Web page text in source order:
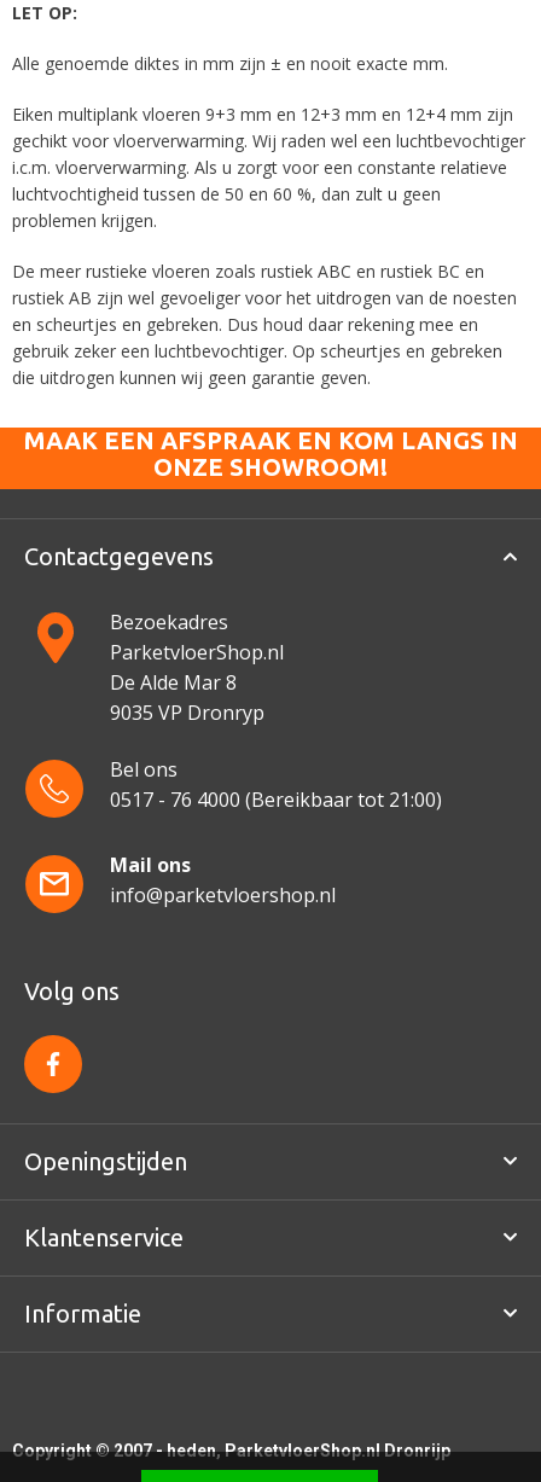
LET OP:
Alle genoemde diktes in mm zijn ± en nooit exacte mm.
Eiken multiplank vloeren 9+3 mm en 12+3 mm en 12+4 mm zijn
gechikt voor vloerverwarming. Wij raden wel een luchtbevochtiger
i.c.m. vloerverwarming. Als u zorgt voor een constante relatieve
luchtvochtigheid tussen de 50 en 60 %, dan zult u geen
problemen krijgen.
De meer rustieke vloeren zoals rustiek ABC en rustiek BC en
rustiek AB zijn wel gevoeliger voor het uitdrogen van de noesten
en scheurtjes en gebreken. Dus houd daar rekening mee en
gebruik zeker een luchtbevochtiger. Op scheurtjes en gebreken
die uitdrogen kunnen wij geen garantie geven.
MAAK EEN AFSPRAAK EN KOM LANGS IN
ONZE SHOWROOM!
Contactgegevens
Bezoekadres
ParketvloerShop.nl
De Alde Mar 8
9035 VP Dronryp
Bel ons
0517 - 76 4000 (Bereikbaar tot 21:00)
Mail ons
info@parketvloershop.nl
Volg ons
f
a
c
e
o
o
Openingstijden
Klantenservice
Informatie
Copyright © 2007 - heden, ParketvloerShop.nl Dronrijp